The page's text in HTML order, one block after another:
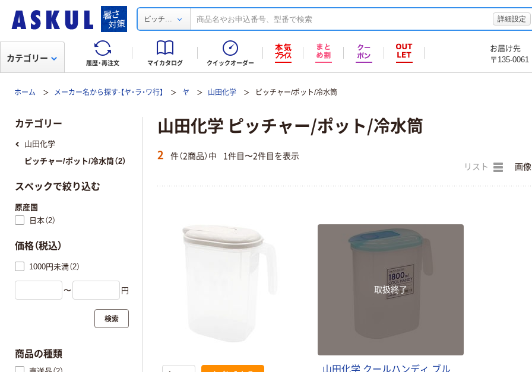
ピッチ... 詳細設定
履歴・再注文 マイカタログ クイックオーダー
お届け先
〒135-0061
カテゴリー
ホーム メーカー名から探す-【ヤ・ラ・ワ行】 ヤ 山田化学 ピッチャー/ポット/冷水筒
山田化学 ピッチャー/ポット/冷水筒
2 件（2商品）中 1件目〜2件目を表示
リスト 画像
取扱終了
山田化学 クールハンディ ブル
カテゴリー
山田化学
ピッチャー/ポット/冷水筒（2）
スペックで絞り込む
原産国
日本（2）
価格（税込）
1000円未満（2）
〜 円
検索
商品の種類